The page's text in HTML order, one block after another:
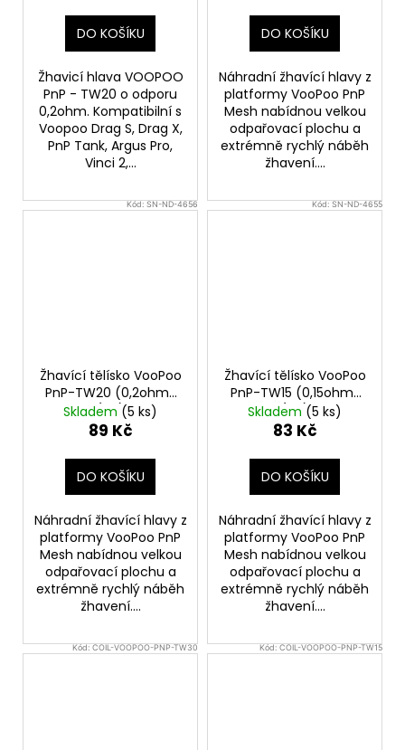
DO KOŠÍKU
Žhavicí hlava VOOPOO
PnP - TW20 o odporu
0,2ohm. Kompatibilní s
Voopoo Drag S, Drag X,
PnP Tank, Argus Pro,
Vinci 2,...
DO KOŠÍKU
Náhradní žhavící hlavy z
platformy VooPoo PnP
Mesh nabídnou velkou
odpařovací plochu a
extrémně rychlý náběh
žhavení....
Kód:SN-ND-4656
Žhavící tělísko VooPoo
PnP-TW20 (0,2ohm)
(1ks)
Skladem (5 ks)
89 Kč
DO KOŠÍKU
Náhradní žhavící hlavy z
platformy VooPoo PnP
Mesh nabídnou velkou
odpařovací plochu a
extrémně rychlý náběh
žhavení....
Kód:SN-ND-4655
Žhavící tělísko VooPoo
PnP-TW15 (0,15ohm)
(1ks)
Skladem (5 ks)
83 Kč
DO KOŠÍKU
Náhradní žhavící hlavy z
platformy VooPoo PnP
Mesh nabídnou velkou
odpařovací plochu a
extrémně rychlý náběh
žhavení....
Kód: COIL-VOOPOO-PNP-TW30 Kód: COIL-VOOPOO-PNP-TW15